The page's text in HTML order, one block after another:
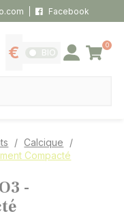
Facebook
Afficher les tarifs
BIO Se connecter
0
Panier
Calcique
Compacté
-